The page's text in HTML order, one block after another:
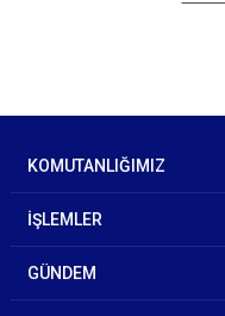
KOMUTANLIĞIMIZ
İŞLEMLER
GÜNDEM